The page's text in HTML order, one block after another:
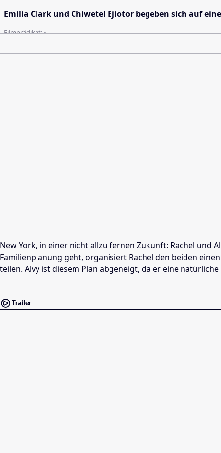
Emilia Clark und Chiwetel Ejiotor begeben sich auf
Filmprädikat:-
New York, in einer nicht allzu fernen Zukunft: Rachel und
Familienplanung geht, organisiert Rachel den beiden
teilen. Alvy ist diesem Plan abgeneigt, da er eine
Trailer